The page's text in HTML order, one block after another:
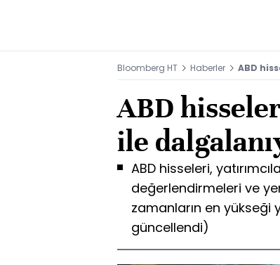
Bloomberg HT Haberler ABD
ABD
ile
ABD hisseleri,
değerlendirmeleri ve
zamanların en yükseği
güncellendi)